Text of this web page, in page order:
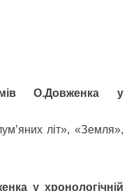
О.Довженка у
літ», «Земля»,
у хронологічній